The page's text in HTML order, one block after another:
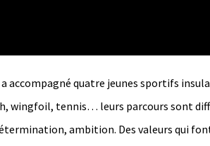
a accompagné quatre jeunes sportifs
wingfoil, tennis… leurs parcours sont
ambition. Des valeurs qui